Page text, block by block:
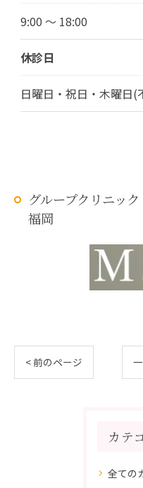
9:00 ～ 18:00
休診日
日曜日・祝日・木曜日(
グループクリニッ
福岡
< 前のページ
カテ
全ての